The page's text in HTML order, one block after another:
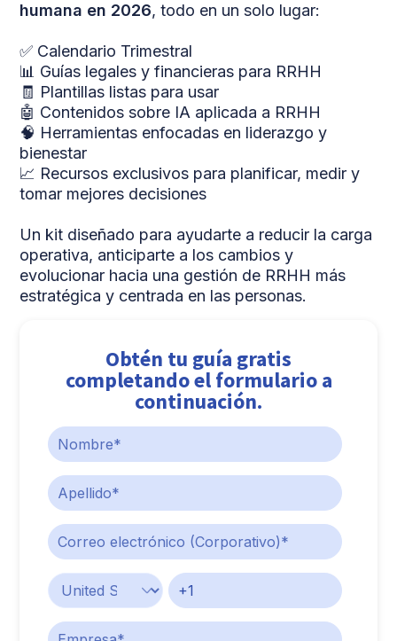
humana en 2026, todo en un solo lugar:
✅ Calendario Trimestral
📊 Guías legales y financieras para RRHH
🧾 Plantillas listas para usar
🤖 Contenidos sobre IA aplicada a RRHH
🧠 Herramientas enfocadas en liderazgo y
bienestar
📈 Recursos exclusivos para planificar, medir y
tomar mejores decisiones
Un kit diseñado para ayudarte a reducir la carga
operativa, anticiparte a los cambios y
evolucionar hacia una gestión de RRHH más
estratégica y centrada en las personas.
Obtén tu guía gratis
completando el formulario a
continuación.